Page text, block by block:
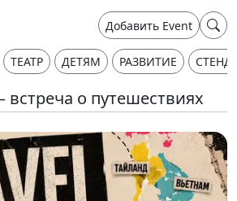
Добавить Event
ТЕАТР ДЕТЯМ РАЗВИТИЕ
встреча о путешествиях